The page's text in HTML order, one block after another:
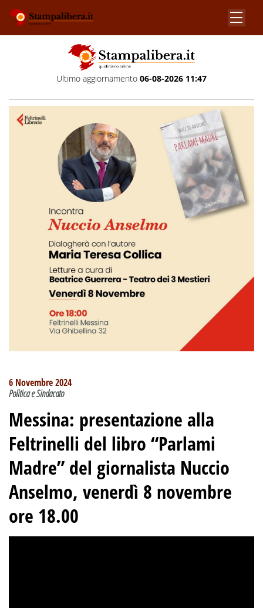
Ultimo aggiornamento 06-08-2026 11:47
6 Novembre 2024
Politica e Sindacato
Messina: presentazione alla
Feltrinelli del libro “Parlami
Madre” del giornalista Nuccio
Anselmo, venerdì 8 novembre
ore 18.00